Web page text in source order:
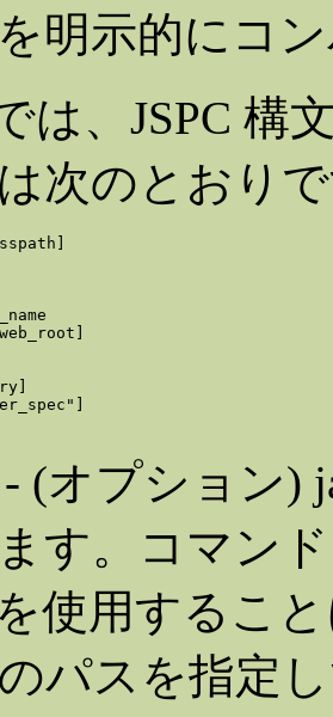
明示的にコ
は、JSPC
次のとおり
- (オプション)
す。コマン
使用するこ
パスを指定